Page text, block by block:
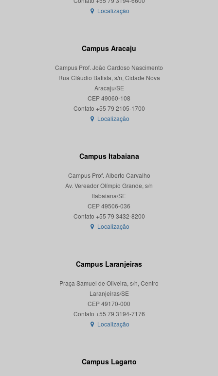
Localização
Campus Aracaju
Campus Prof. João Cardoso Nascimento
Rua Cláudio Batista, s/n, Cidade Nova
Aracaju/SE
CEP 49060-108
Localização
Campus Itabaiana
Campus Prof. Alberto Carvalho
Av. Vereador Olímpio Grande, s/n
Itabaiana/SE
CEP 49506-036
Localização
Campus Laranjeiras
Praça Samuel de Oliveira, s/n, Centro
Laranjeiras/SE
CEP 49170-000
Localização
Campus Lagarto